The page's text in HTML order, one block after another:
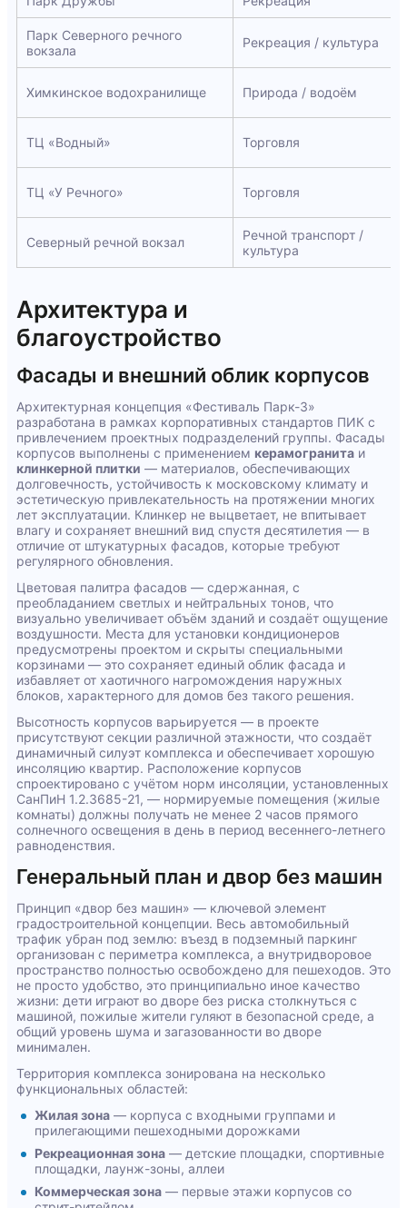
Парк Северного речного
вокзала
Рекреация / культура
Химкинское водохранилище Природа / водоём
ТЦ «Водный» Торговля
ТЦ «У Речного» Торговля
Северный речной вокзал
Речной транспорт /
культура
Архитектура и
благоустройство
Фасады и внешний облик корпусов
Архитектурная концепция «Фестиваль Парк-3»
разработана в рамках корпоративных стандартов ПИК с
привлечением проектных подразделений группы. Фасады
корпусов выполнены с применением керамогранита и
клинкерной плитки — материалов, обеспечивающих
долговечность, устойчивость к московскому климату и
эстетическую привлекательность на протяжении многих
лет эксплуатации. Клинкер не выцветает, не впитывает
влагу и сохраняет внешний вид спустя десятилетия — в
отличие от штукатурных фасадов, которые требуют
регулярного обновления.
Цветовая палитра фасадов — сдержанная, с
преобладанием светлых и нейтральных тонов, что
визуально увеличивает объём зданий и создаёт ощущение
воздушности. Места для установки кондиционеров
предусмотрены проектом и скрыты специальными
корзинами — это сохраняет единый облик фасада и
избавляет от хаотичного нагромождения наружных
блоков, характерного для домов без такого решения.
Высотность корпусов варьируется — в проекте
присутствуют секции различной этажности, что создаёт
динамичный силуэт комплекса и обеспечивает хорошую
инсоляцию квартир. Расположение корпусов
спроектировано с учётом норм инсоляции, установленных
СанПиН 1.2.3685-21, — нормируемые помещения (жилые
комнаты) должны получать не менее 2 часов прямого
солнечного освещения в день в период весеннего-летнего
равноденствия.
Генеральный план и двор без машин
Принцип «двор без машин» — ключевой элемент
градостроительной концепции. Весь автомобильный
трафик убран под землю: въезд в подземный паркинг
организован с периметра комплекса, а внутридворовое
пространство полностью освобождено для пешеходов. Это
не просто удобство, это принципиально иное качество
жизни: дети играют во дворе без риска столкнуться с
машиной, пожилые жители гуляют в безопасной среде, а
общий уровень шума и загазованности во дворе
минимален.
Территория комплекса зонирована на несколько
функциональных областей:
Жилая зона — корпуса с входными группами и
прилегающими пешеходными дорожками
Рекреационная зона — детские площадки, спортивные
площадки, лаунж-зоны, аллеи
Коммерческая зона — первые этажи корпусов со